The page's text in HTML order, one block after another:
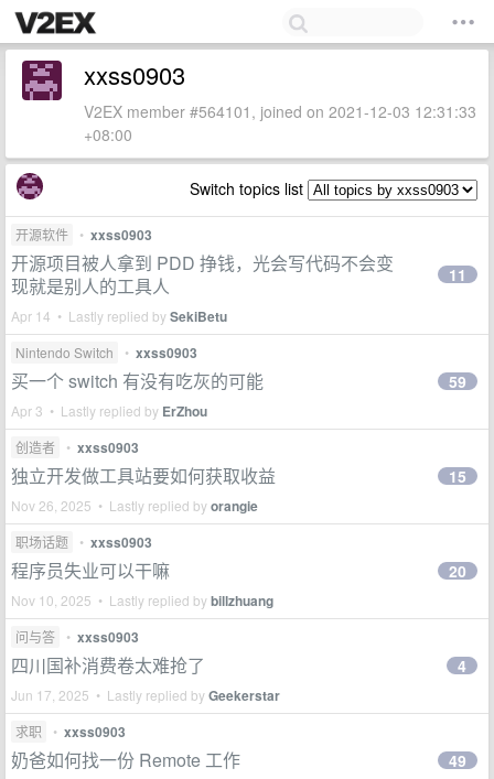
xxss0903
V2EX member #564101, joined on 2021-12-03 12:31:33
+08:00
Switch topics list
开源软件 • xxss0903
开源项目被人拿到 PDD 挣钱，光会写代码不会变
现就是别人的工具人
Apr 14 • Lastly replied bySekiBetu
11
Nintendo Switch • xxss0903
买一个 switch 有没有吃灰的可能
Apr 3 • Lastly replied by ErZhou
59
创造者 • xxss0903
独立开发做工具站要如何获取收益
Nov 26, 2025 • Lastly replied byorangie
15
职场话题 • xxss0903
程序员失业可以干嘛
Nov 10, 2025 • Lastly replied bybillzhuang
20
问与答 • xxss0903
四川国补消费卷太难抢了
Jun 17, 2025 • Lastly replied byGeekerstar
4
求职 • xxss0903
奶爸如何找一份 Remote 工作 49